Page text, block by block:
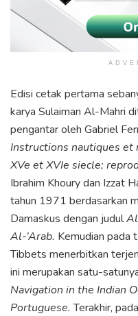
Edisi cetak pertama
karya Sulaiman Al-Mahri
pengantar oleh Gabriel
Instructions nautiques
XVe et XVIe siecle;
Ibrahim Khoury dan Izzat
tahun 1971 berdasarkan
Damaskus dengan judul
Al-’Arab. Kemudian pada
Tibbets menerbitkan
ini merupakan satu-
Navigation in the Indian
Portuguese.Terakhir,